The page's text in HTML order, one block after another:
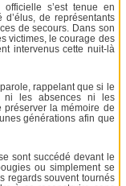
s’est tenue en
de représentants
de secours. Dans son
victimes, le courage des
intervenus cette nuit-là
rappelant que si le
ni les absences ni les
préserver la mémoire de
générations afin que
sont succédé devant le
ou simplement se
regards souvent tournés